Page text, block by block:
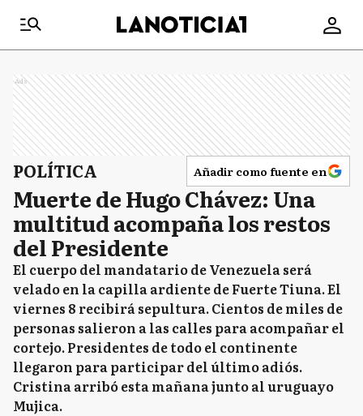
Ads
POLÍTICA Añadir como fuente en
Muerte de Hugo Chávez: Una
multitud acompaña los restos
del Presidente
El cuerpo del mandatario de Venezuela será
velado en la capilla ardiente de Fuerte Tiuna. El
viernes 8 recibirá sepultura. Cientos de miles de
personas salieron a las calles para acompañar el
cortejo. Presidentes de todo el continente
llegaron para participar del último adiós.
Cristina arribó esta mañana junto al uruguayo
Mujica.